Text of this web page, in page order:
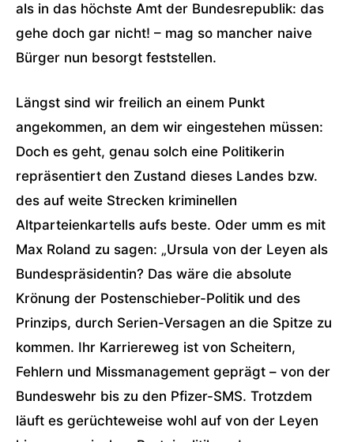
als in das höchste Amt der Bundesrepublik: das
gehe doch gar nicht! – mag so mancher naive
Bürger nun besorgt feststellen.
Längst sind wir freilich an einem Punkt
angekommen, an dem wir eingestehen müssen:
Doch es geht, genau solch eine Politikerin
repräsentiert den Zustand dieses Landes bzw.
des auf weite Strecken kriminellen
Altparteienkartells aufs beste. Oder umm es mit
Max Roland zu sagen: „Ursula von der Leyen als
Bundespräsidentin? Das wäre die absolute
Krönung der Postenschieber-Politik und des
Prinzips, durch Serien-Versagen an die Spitze zu
kommen. Ihr Karriereweg ist von Scheitern,
Fehlern und Missmanagement geprägt – von der
Bundeswehr bis zu den Pfizer-SMS. Trotzdem
läuft es gerüchteweise wohl auf von der Leyen